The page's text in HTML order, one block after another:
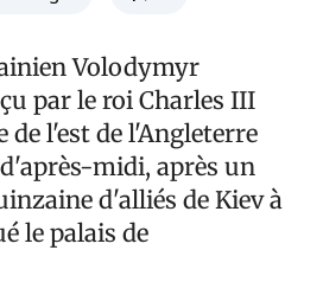
Volodymyr
par le roi Charles III
de l'est de l'Angleterre
midi, après un
d'alliés de Kiev à
le palais de